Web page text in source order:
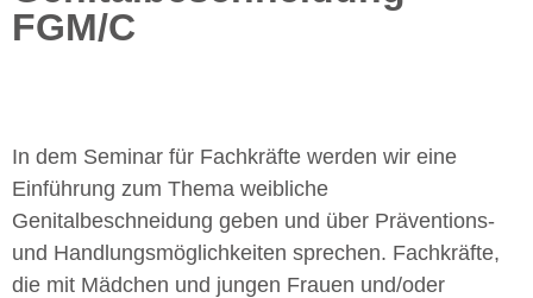
FGM/C
In dem Seminar für Fachkräfte werden wir eine
Einführung zum Thema weibliche
Genitalbeschneidung geben und über Präventions-
und Handlungsmöglichkeiten sprechen. Fachkräfte,
die mit Mädchen und jungen Frauen und/oder